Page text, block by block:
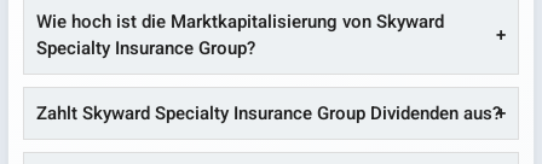
Wie hoch ist die Marktkapitalisierung von Skyward
Specialty Insurance Group?
Zahlt Skyward Specialty Insurance Group Dividenden aus?